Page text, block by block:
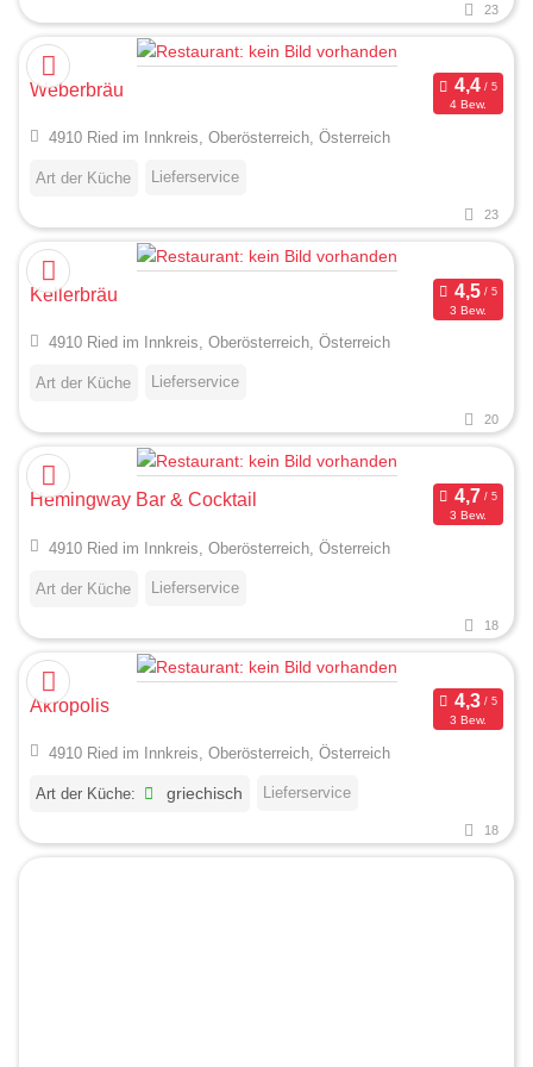
23
Weberbräu
4 Bew.
4910 Ried im Innkreis, Oberösterreich, Österreich
Art der Küche Lieferservice
23
Kellerbräu
3 Bew.
4910 Ried im Innkreis, Oberösterreich, Österreich
Art der Küche Lieferservice
20
Hemingway Bar & Cocktail
3 Bew.
4910 Ried im Innkreis, Oberösterreich, Österreich
Art der Küche Lieferservice
18
Akropolis
3 Bew.
4910 Ried im Innkreis, Oberösterreich, Österreich
Art der Küche: griechisch Lieferservice
18